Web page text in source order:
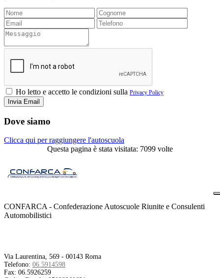
Ho letto e accetto le condizioni sulla Privacy Policy
Dove siamo
Clicca qui per raggiungere l'autoscuola
Questa pagina è stata visitata: 7099 volte
CONFARCA - Confederazione Autoscuole Riunite e Consulenti
Automobilistici
Via Laurentina, 569 - 00143 Roma
Telefono: 06.5914598
Fax: 06.5926259